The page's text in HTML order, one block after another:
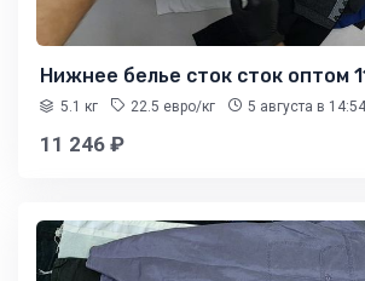
Нижнее белье сток сток оптом
5.1 кг 22.5 евро/кг 5 августа в 14:54
11 246 ₽